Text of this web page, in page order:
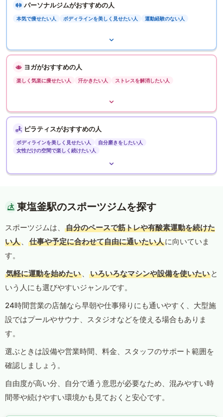
パーソナルジムがおすすめの人
本気で痩せたい人 ボディラインを美しく見せたい人 運動経験のない人
ヨガがおすすめの人
楽しく気楽に痩せたい人 汗かきたい人 ストレスを解消したい人
ピラティスがおすすめの人
ボディラインを美しく見せたい人
自分磨きをしたい人
女性だけの空間で楽しく続けたい人
東塩釜駅のスポーツジムを探す
スポーツジムは、
自分のペースで筋トレや有酸素運動を続けた
い人 、 仕事や予定に合わせて自由に通いたい人に向いていま
す。
気軽に運動を始めたい 、 いろいろなマシンや設備を使いたい と
いう人にも選びやすいジャンルです。
24時間営業の店舗なら早朝や仕事帰りにも通いやすく、大型施
設ではプールやサウナ、スタジオなどを使える場合もありま
す。
選ぶときは設備や営業時間、料金、スタッフのサポート範囲を
確認しましょう。
自由度が高い分、自分で通う意思が必要なため、混みやすい時
間帯や続けやすい環境かも見ておくと安心です。